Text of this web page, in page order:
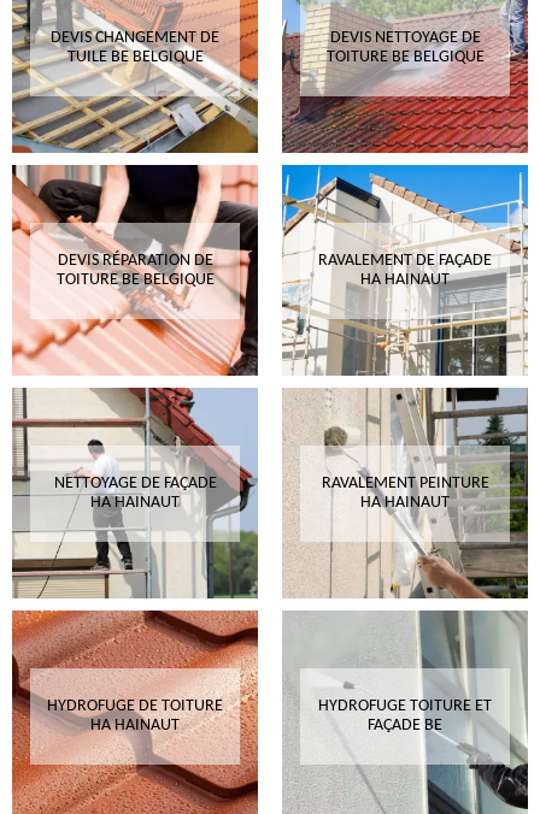
DEVIS CHANGEMENT DE
TUILE BE BELGIQUE
DEVIS NETTOYAGE DE
TOITURE BE BELGIQUE
DEVIS RÉPARATION DE
TOITURE BE BELGIQUE
RAVALEMENT DE FAÇADE
HA HAINAUT
NETTOYAGE DE FAÇADE
HA HAINAUT
RAVALEMENT PEINTURE
HA HAINAUT
HYDROFUGE DE TOITURE
HA HAINAUT
HYDROFUGE TOITURE ET
FAÇADE BE